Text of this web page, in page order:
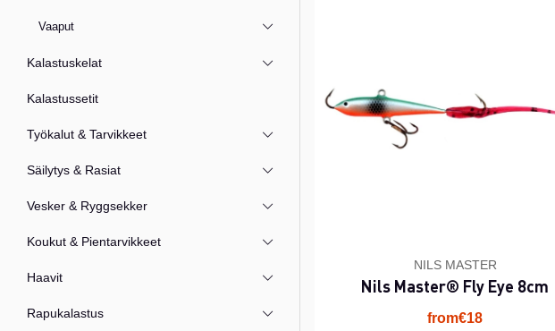
Vaaput
Kalastuskelat
Kalastussetit
Työkalut & Tarvikkeet
Säilytys & Rasiat
Vesker & Ryggsekker
Koukut & Pientarvikkeet
Haavit
Rapukalastus
NILS MASTER
Nils Master® Fly Eye 8cm
from€18